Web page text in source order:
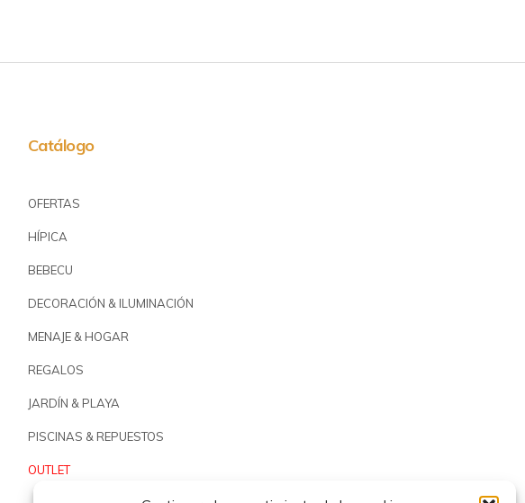
Catálogo
OFERTAS
HÍPICA
BEBECU
DECORACIÓN & ILUMINACIÓN
MENAJE & HOGAR
REGALOS
JARDÍN & PLAYA
PISCINAS & REPUESTOS
OUTLET